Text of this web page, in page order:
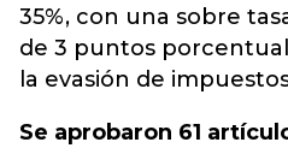
35%, con una sobre
de 3 puntos
la evasión de
Se aprobaron 61